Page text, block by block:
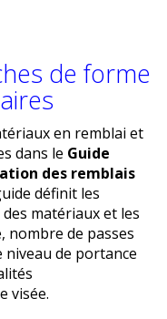
de forme
en remblai et
dans le Guide
des remblais
définit les
matériaux et les
nombre de passes
niveau de portance
visée.